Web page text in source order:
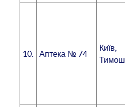
10. Аптека № 74